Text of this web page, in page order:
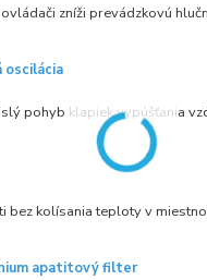
zníži prevádzkovú
oscilácia
pohyb klapiek vypúšťania
bez kolísania teploty v
apatitový filter